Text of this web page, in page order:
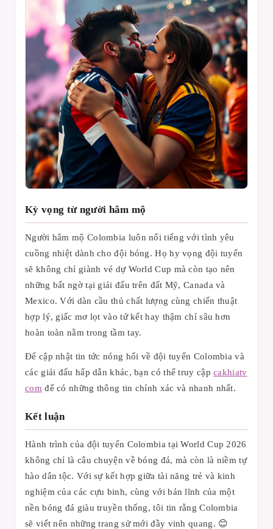
Kỳ vọng từ người hâm mộ
Người hâm mộ Colombia luôn nổi tiếng với tình yêu
cuồng nhiệt dành cho đội bóng. Họ hy vọng đội tuyển
sẽ không chỉ giành vé dự World Cup mà còn tạo nên
những bất ngờ tại giải đấu trên đất Mỹ, Canada và
Mexico. Với dàn cầu thủ chất lượng cùng chiến thuật
hợp lý, giấc mơ lọt vào tứ kết hay thậm chí sâu hơn
hoàn toàn nằm trong tầm tay.
Để cập nhật tin tức nóng hổi về đội tuyển Colombia và
các giải đấu hấp dẫn khác, bạn có thể truy cậpcakhiatv
com để có những thông tin chính xác và nhanh nhất.
Kết luận
Hành trình của đội tuyển Colombia tại World Cup 2026
không chỉ là câu chuyện về bóng đá, mà còn là niềm tự
hào dân tộc. Với sự kết hợp giữa tài năng trẻ và kinh
nghiệm của các cựu binh, cùng với bản lĩnh của một
nền bóng đá giàu truyền thống, tôi tin rằng Colombia
sẽ viết nên những trang sử mới đầy vinh quang. 😊